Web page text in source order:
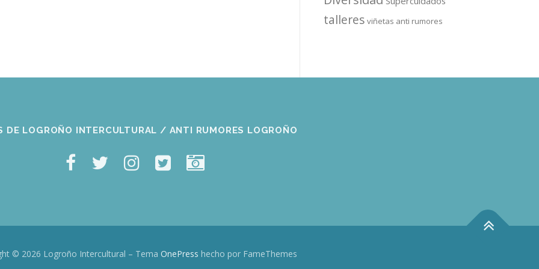
talleres viñetas anti rumores
DE LOGROÑO INTERCULTURAL / ANTI RUMORES LOGROÑO
© 2026 Logroño Intercultural – Tema OnePress hecho por FameThemes